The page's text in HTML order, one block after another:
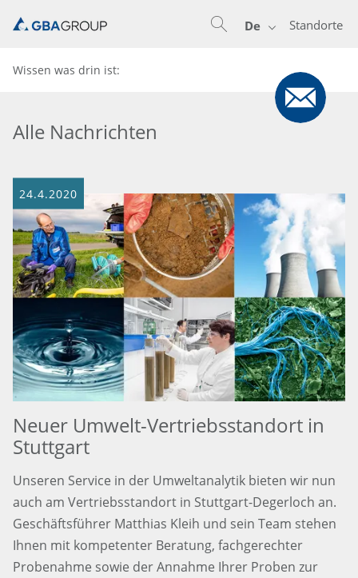
Standorte
De
Wissen was drin ist:
Alle Nachrichten
24.4.2020
Neuer Umwelt-Vertriebsstandort in
Stuttgart
Unseren Service in der Umweltanalytik bieten wir nun
auch am Vertriebsstandort in Stuttgart-Degerloch an.
Geschäftsführer Matthias Kleih und sein Team stehen
Ihnen mit kompetenter Beratung, fachgerechter
Probenahme sowie der Annahme Ihrer Proben zur